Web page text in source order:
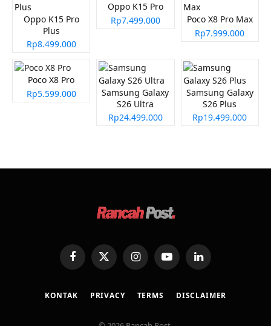
Oppo K15 Pro
Plus
Rp8.499.000
Oppo K15 Pro
Rp7.499.000
Poco X8 Pro Max
Rp7.999.000
Poco X8 Pro
Rp5.599.000
Samsung Galaxy
S26 Ultra
Rp24.499.000
Samsung Galaxy
S26 Plus
Rp19.499.000
FacebookX
(Twitter)
InstagramYouTubeLinkedIn
KONTAK PRIVACY TERMS DISCLAIMER